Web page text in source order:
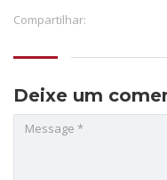
Compartilhar:
Deixe um